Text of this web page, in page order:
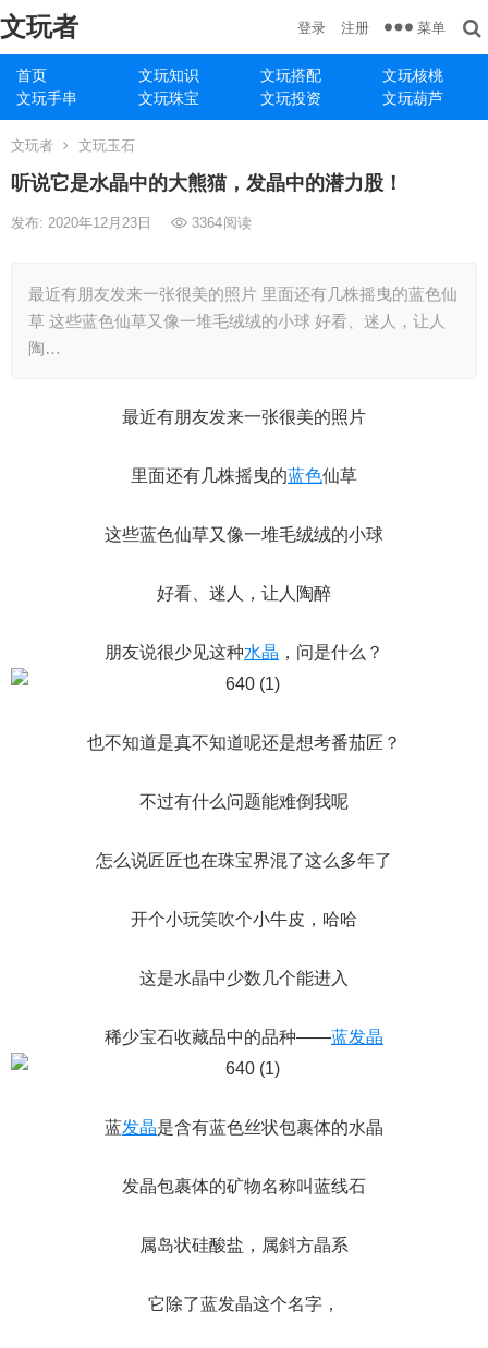
文玩者
首页 文玩知识 文玩搭配
文玩核桃
文玩手串
文玩珠宝 文玩投资 文玩葫芦
登录 注册 菜单
文玩者 文玩玉石
听说它是水晶中的大熊猫，发晶中的潜力股！
发布: 2020年12月23日 3364阅读
最近有朋友发来一张很美的照片 里面还有几株摇曳的蓝色仙
草 这些蓝色仙草又像一堆毛绒绒的小球 好看、迷人，让人
陶…
最近有朋友发来一张很美的照片
里面还有几株摇曳的蓝色仙草
这些蓝色仙草又像一堆毛绒绒的小球
好看、迷人，让人陶醉
朋友说很少见这种水晶 ，问是什么？
也不知道是真不知道呢还是想考番茄匠？
不过有什么问题能难倒我呢
怎么说匠匠也在珠宝界混了这么多年了
开个小玩笑吹个小牛皮，哈哈
这是水晶中少数几个能进入
稀少宝石收藏品中的品种——蓝发晶
蓝发晶是含有蓝色丝状包裹体的水晶
发晶包裹体的矿物名称叫蓝线石
属岛状硅酸盐，属斜方晶系
它除了蓝发晶这个名字，